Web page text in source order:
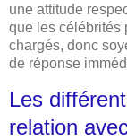
une attitude
que les célébrités
chargés, donc
de réponse
Les
relation